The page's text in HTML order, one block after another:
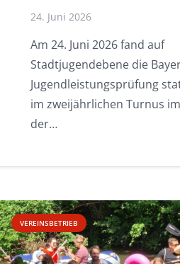
24. Juni 2026
Am 24. Juni 2026 fand auf
Stadtjugendebene die
Jugendleistungsprüfung
im zweijährlichen Turnus
der…
VEREINSBETRIEB